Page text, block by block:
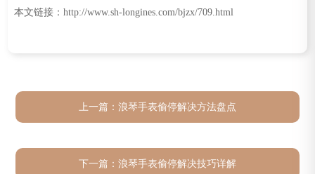
本文链接：http://www.sh-longines.com/bjzx/709.html
上一篇： 浪琴手表偷停解决方法盘点
下一篇： 浪琴手表偷停解决技巧详解